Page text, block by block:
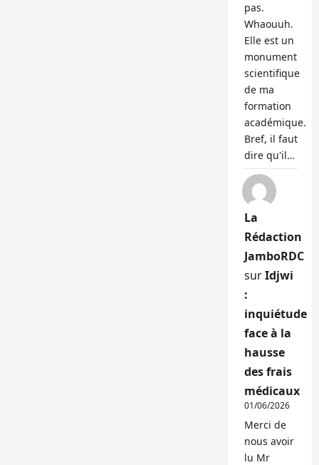
pas.
Whaouuh.
Elle est un
monument
scientifique
de ma
formation
académique.
Bref, il faut
dire qu'il…
La
Rédaction
JamboRDC
surIdjwi
:
inquiétude
face à la
hausse
des frais
médicaux
01/06/2026
Merci de
nous avoir
lu Mr